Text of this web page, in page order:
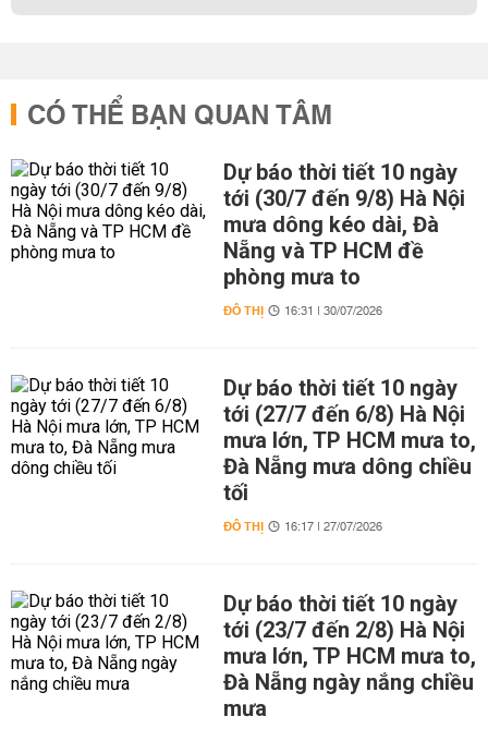
CÓ THỂ BẠN QUAN TÂM
Dự báo thời tiết 10 ngày
tới (30/7 đến 9/8) Hà Nội
mưa dông kéo dài, Đà
Nẵng và TP HCM đề
phòng mưa to
ĐÔ THỊ 16:31 | 30/07/2026
Dự báo thời tiết 10 ngày
tới (27/7 đến 6/8) Hà Nội
mưa lớn, TP HCM mưa to,
Đà Nẵng mưa dông chiều
tối
ĐÔ THỊ 16:17 | 27/07/2026
Dự báo thời tiết 10 ngày
tới (23/7 đến 2/8) Hà Nội
mưa lớn, TP HCM mưa to,
Đà Nẵng ngày nắng chiều
mưa